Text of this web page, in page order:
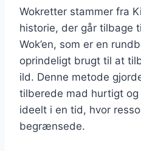
Wokretter stammer fra
historie, der går tilbage
Wok’en, som er en
oprindeligt brugt til at
ild. Denne metode
tilberede mad hurtigt
ideelt i en tid, hvor
begrænsede.